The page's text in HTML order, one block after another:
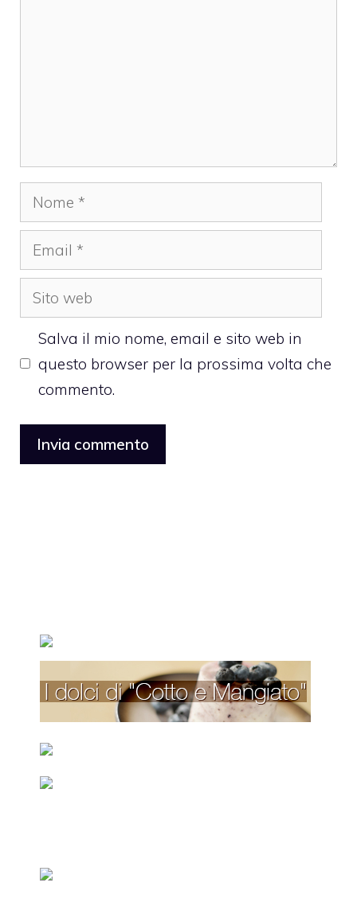
Nome
Email
Sito
web
Salva il mio nome, email e sito web in
questo browser per la prossima volta che
commento.